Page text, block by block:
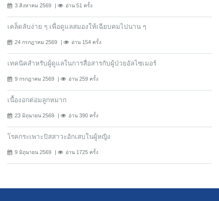
3 สิงหาคม 2569 อ่าน 51 ครั้ง
เคล็ดลับง่าย ๆ เพื่อดูแลสมองให้เฉียบคมไปนาน ๆ
24 กรกฎาคม 2569 อ่าน 154 ครั้ง
เทคนิคสำหรับผู้ดูแลในการสื่อสารกับผู้ป่วยอัลไซเมอร์
9 กรกฎาคม 2569 อ่าน 259 ครั้ง
เนื้องอกต่อมลูกหมาก
23 มิถุนายน 2569 อ่าน 390 ครั้ง
โรคกระเพาะปัสสาวะอักเสบในผู้หญิง
9 มิถุนายน 2569 อ่าน 1725 ครั้ง